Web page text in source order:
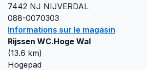
7442 NJ NIJVERDAL
088-0070303
Informations sur le magasin
Rijssen WC.Hoge Wal
(13.6 km)
Hogepad